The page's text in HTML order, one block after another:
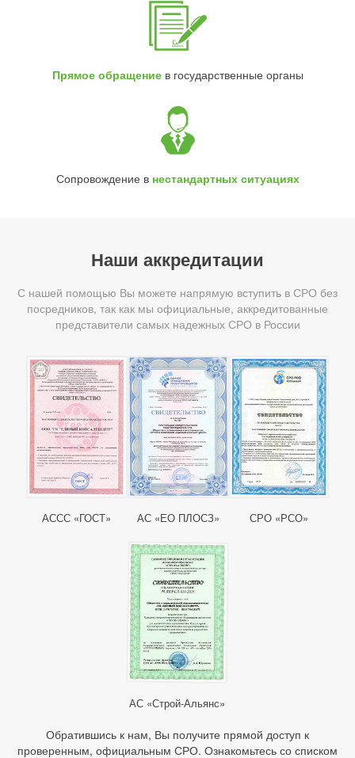
Прямое обращениев государственные органы
Сопровождение в нестандартных ситуациях
Наши аккредитации
С нашей помощью Вы можете напрямую вступить в СРО без
посредников, так как мы официальные, аккредитованные
представители самых надежных СРО в России
АССС «ГОСТ» АС «ЕО ПЛОСЗ» СРО «РСО»
АС «Строй-Альянс»
Обратившись к нам, Вы получите прямой доступ к
проверенным, официальным СРО. Ознакомьтесь со списком